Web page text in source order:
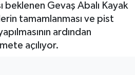
beklenen Gevaş Abalı Kayak
tamamlanması ve pist
ardından
açılıyor.